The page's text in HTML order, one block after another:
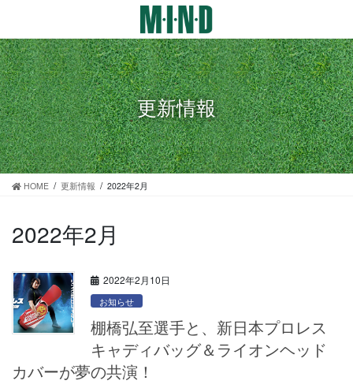
テ
ン
ツ
に
移
動
ゲ
ー
シ
ョ
ン
に
移
動
更新情報
HOME 更新情報 2022年2月
2022年2月
2022年2月10日
お知らせ
棚橋弘至選手と、新日本プロレス
キャディバッグ＆ライオンヘッド
カバーが夢の共演！